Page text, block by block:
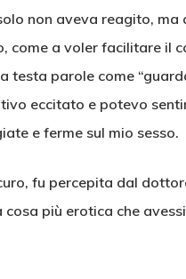
non aveva reagito,
come a voler facilitare il
testa parole come
eccitato e potevo
e ferme sul mio sesso.
fu percepita dal
più erotica che